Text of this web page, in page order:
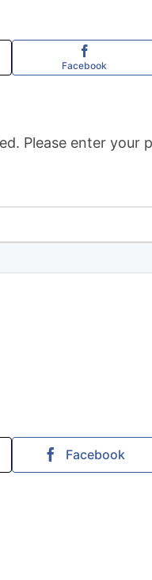
Facebook
Please enter your
Facebook